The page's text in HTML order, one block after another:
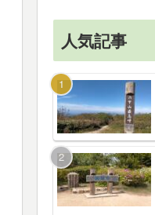
人気記事